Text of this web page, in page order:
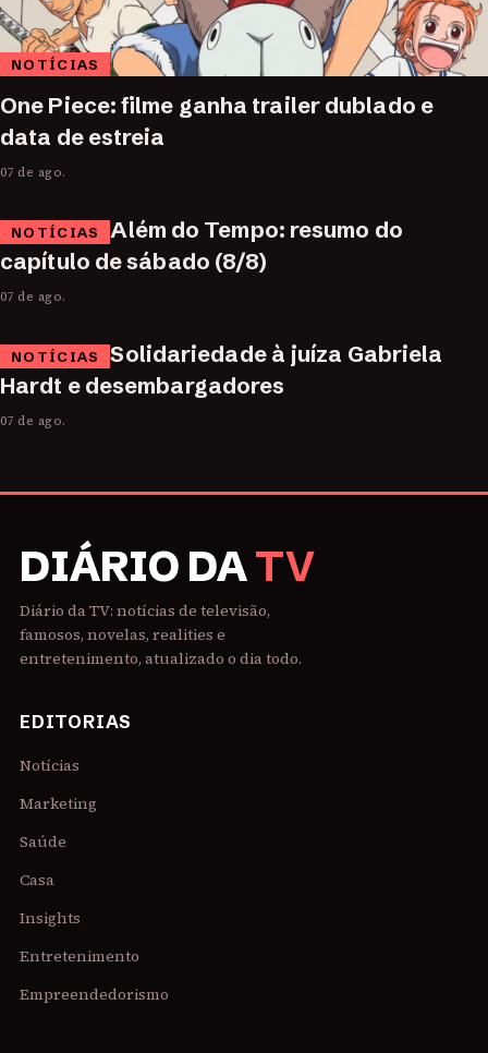
NOTÍCIAS
One Piece: filme ganha trailer dublado e
data de estreia
07 de ago.
NOTÍCIAS
Além do Tempo: resumo do
capítulo de sábado (8/8)
07 de ago.
NOTÍCIAS
Solidariedade à juíza Gabriela
Hardt e desembargadores
07 de ago.
DIÁRIO DATV
Diário da TV: notícias de televisão,
famosos, novelas, realities e
entretenimento, atualizado o dia todo.
EDITORIAS
Notícias
Marketing
Saúde
Casa
Insights
Entretenimento
Empreendedorismo